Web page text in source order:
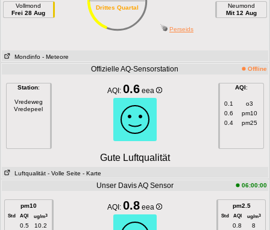
Vollmond
Frei 28 Aug
Drittes Quartal
Neumond
Mit 12 Aug
Perseids
Mondinfo - Meteore
Offizielle AQ-Sensorstation Offline
Station:
Vredeweg
Vredepeel
AQI:0.6 eea AQI:
0.1
o3
0.6
pm10
0.4
pm25
Gute Luftqualität
Luftqualität - Volle Seite - Karte
Unser Davis AQ Sensor 06:00:00
pm10
Std AQI ug/m3
0.5 10.2
AQI:0.8 eea pm2.5
Std AQI ug/m3
0.8 8